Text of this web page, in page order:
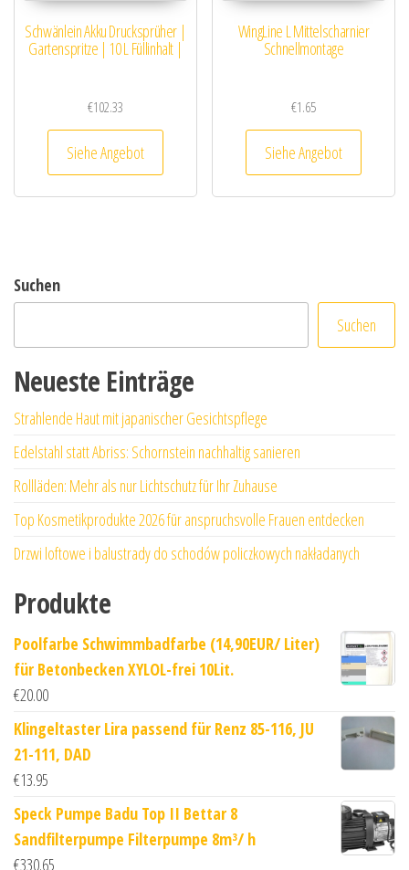
Schwänlein Akku Drucksprüher |
Gartenspritze | 10 L Füllinhalt |
€102.33
Siehe Angebot
WingLine L Mittelscharnier
Schnellmontage
€1.65
Siehe Angebot
Suchen
Suchen
Neueste Einträge
Strahlende Haut mit japanischer Gesichtspflege
Edelstahl statt Abriss: Schornstein nachhaltig sanieren
Rollläden: Mehr als nur Lichtschutz für Ihr Zuhause
Top Kosmetikprodukte 2026 für anspruchsvolle Frauen entdecken
Drzwi loftowe i balustrady do schodów policzkowych nakładanych
Produkte
Poolfarbe Schwimmbadfarbe (14,90EUR/ Liter)
für Betonbecken XYLOL-frei 10Lit.
€20.00
Klingeltaster Lira passend für Renz 85-116, JU
21-111, DAD
€13.95
Speck Pumpe Badu Top II Bettar 8
Sandfilterpumpe Filterpumpe 8m³/ h
€330.65